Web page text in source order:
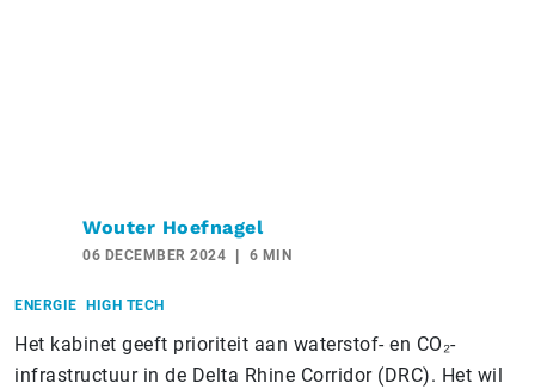
Wouter Hoefnagel
06 DECEMBER 2024 6 MIN
ENERGIE HIGH TECH
Het kabinet geeft prioriteit aan waterstof- en CO₂-
infrastructuur in de Delta Rhine Corridor (DRC). Het wil